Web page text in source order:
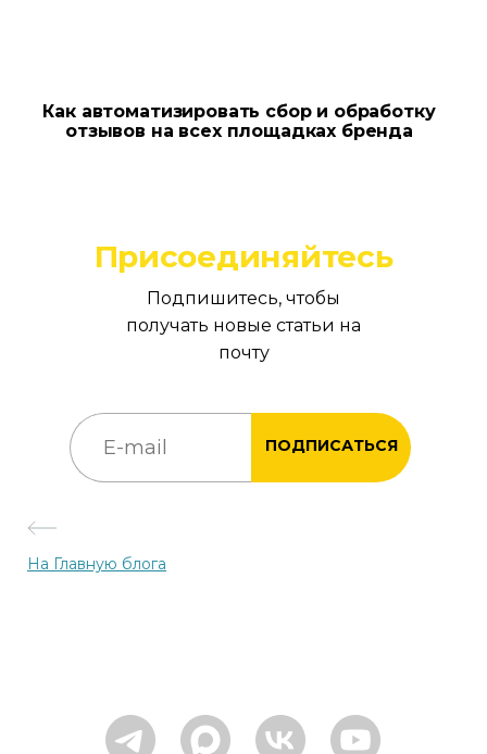
Как автоматизировать сбор и обработку
отзывов на всех площадках бренда
Присоединяйтесь
Подпишитесь, чтобы
получать новые статьи на
почту
ПОДПИСАТЬСЯ
На Главную блога